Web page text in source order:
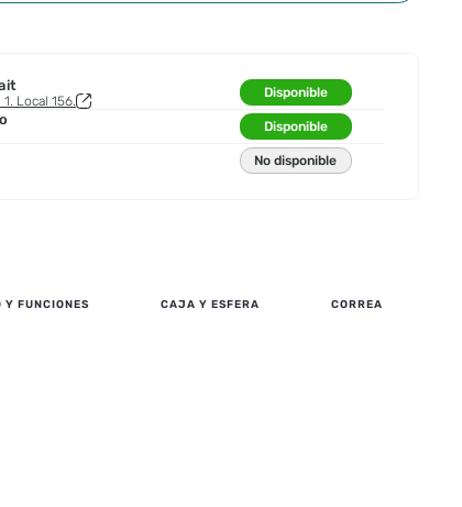
Local 156.
Disponible
Disponible
No disponible
Y FUNCIONES CAJA Y ESFERA CORREA